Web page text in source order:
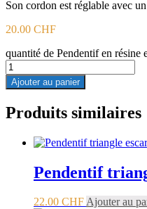
Son cordon est réglable avec
20.00 CHF
quantité de Pendentif en résine
Ajouter au panier
Produits similaires
Pendentif
22.00 CHFAjouter au